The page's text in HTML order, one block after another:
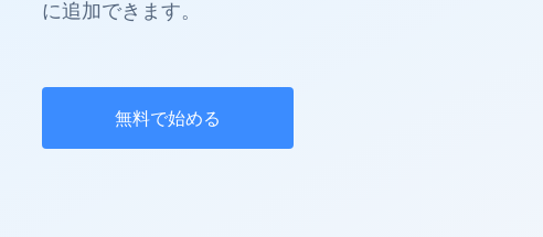
に追加できます。
無料で始める